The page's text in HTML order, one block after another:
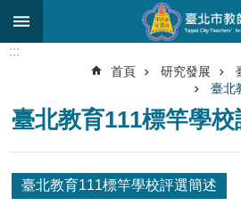
跳到主要內容區塊
尋
關
於
中
:::
首頁 研究發展
臺北
臺北教育111標竿學校
臺北教育111標竿學校評選簡述